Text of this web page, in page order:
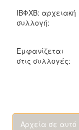
ΙΒΦΧΒ: αρχειακή
συλλογή:
Εμφανίζεται
στις συλλογές:
Αρχεία σε αυτό